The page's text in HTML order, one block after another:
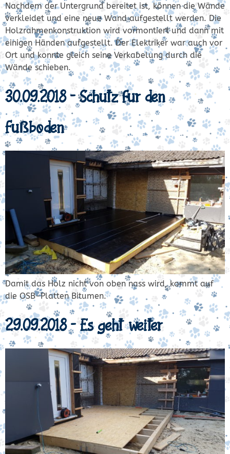
Nachdem der Untergrund bereitet ist, können die Wände
verkleidet und eine neue Wand aufgestellt werden. Die
Holzrahmenkonstruktion wird vormontiert und dann mit
einigen Händen aufgestellt. Der Elektriker war auch vor
Ort und konnte gleich seine Verkabelung durch die
Wände schieben.
30.09.2018 – Schutz für den
Fußboden
Damit das Holz nicht von oben nass wird, kommt auf
die OSB-Platten Bitumen.
29.09.2018 – Es geht weiter